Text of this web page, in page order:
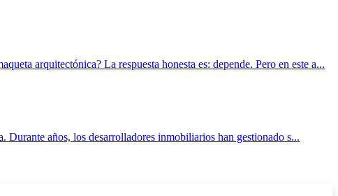
arquitectónica? La respuesta honesta es: depende. Pero en este a...
años, los desarrolladores inmobiliarios han gestionado s...